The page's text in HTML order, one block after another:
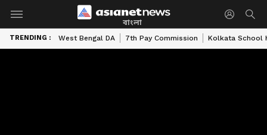
বাংলা
TRENDING : West Bengal DA 7th Pay Commission Kolkata School